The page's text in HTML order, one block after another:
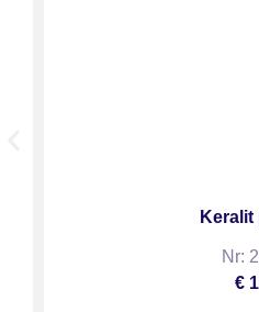
Keralit
Nr:
€